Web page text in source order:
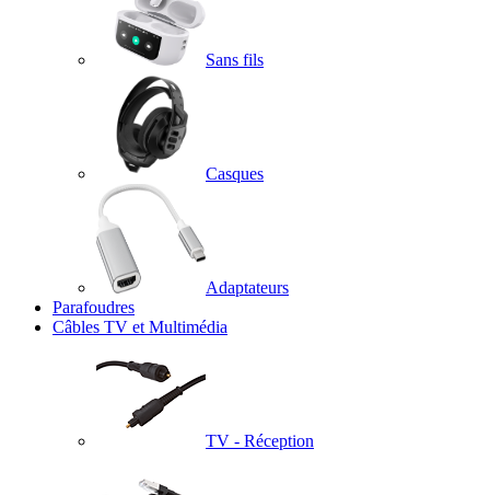
Sans fils
Casques
Adaptateurs
Parafoudres
Câbles TV et Multimédia
TV - Réception